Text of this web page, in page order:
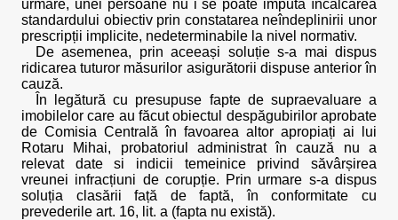
urmare, unei persoane nu i se poate imputa încălcarea
standardului obiectiv prin constatarea neîndeplinirii unor
prescripții implicite, nedeterminabile la nivel normativ.
De asemenea, prin aceeași soluție s-a mai dispus
ridicarea tuturor măsurilor asigurătorii dispuse anterior în
cauză.
În legătură cu presupuse fapte de supraevaluare a
imobilelor care au făcut obiectul despăgubirilor aprobate
de Comisia Centrală în favoarea altor apropiați ai lui
Rotaru Mihai, probatoriul administrat în cauză nu a
relevat date si indicii temeinice privind săvârșirea
vreunei infracțiuni de corupție. Prin urmare s-a dispus
soluția clasării față de faptă, în conformitate cu
prevederile art. 16, lit. a (fapta nu există).